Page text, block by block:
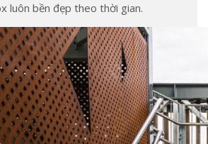
luôn bền đẹp theo thời gian.